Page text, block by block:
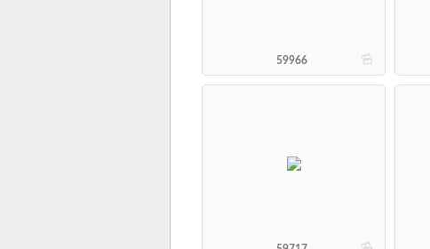
b
59966